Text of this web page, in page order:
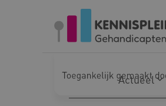
Naar hoofdinhoud
Actueel
Home Wie zijn we